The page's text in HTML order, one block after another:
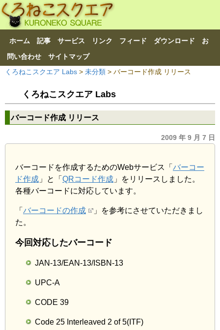
ホーム 記事 サービス リンク フィード ダウンロード お
問い合わせ サイトマップ
くろねこスクエア Labs > 未分類 > バーコード作成 リリース
くろねこスクエア Labs
バーコード作成 リリース
2009 年 9 月 7 日
バーコードを作成するためのWebサービス「 バーコー
ド作成 」と「 QRコード作成 」をリリースしました。
各種バーコードに対応しています。
「 バーコードの作成
」を参考にさせていただきまし
た。
今回対応したバーコード
JAN-13/EAN-13/ISBN-13
UPC-A
CODE 39
Code 25 Interleaved 2 of 5(ITF)